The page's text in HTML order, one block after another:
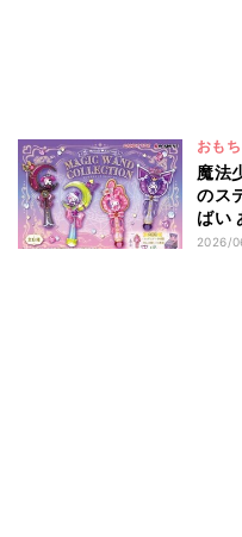
おも
魔法
のス
ばい
「ぜ
2026/